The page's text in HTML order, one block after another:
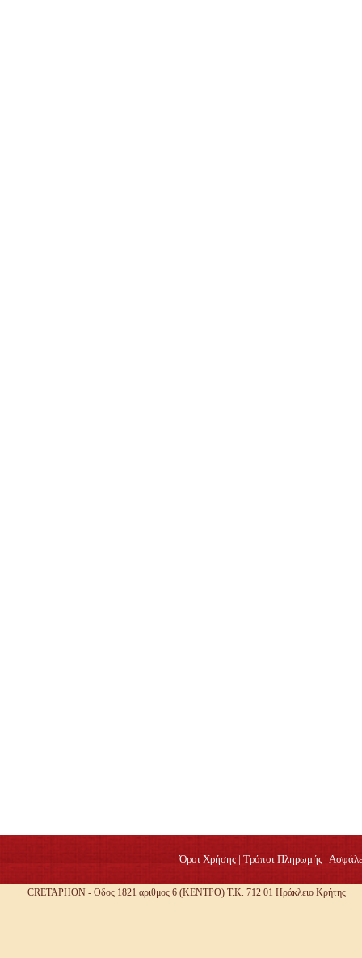
Όροι Χρήσης | Τρόποι Πληρωμής |
CRETAPHON - Οδος 1821 αριθμος 6 (ΚΕΝΤΡΟ) Τ.Κ. 712 01 Ηράκλειο Κρήτης